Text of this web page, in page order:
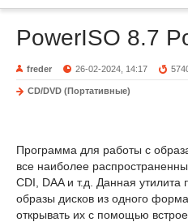
PowerISO 8.7
freder 26-02-2024, 14:17
CD/DVD (Портативные)
Программа для работы с
все наиболее
CDI, DAA и т.д. Данная утилита
образы дисков из одного
открывать их с помощью